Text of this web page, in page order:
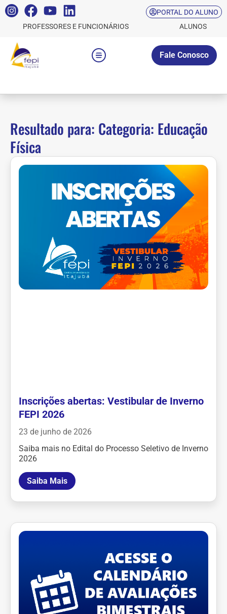
PORTAL DO ALUNO
PROFESSORES E FUNCIONÁRIOS
ALUNOS
Fale Conosco
Resultado para: Categoria: Educação
Física
Inscrições abertas: Vestibular de Inverno
FEPI 2026
23 de junho de 2026
Saiba mais no Edital do Processo Seletivo de Inverno
2026
Saiba Mais